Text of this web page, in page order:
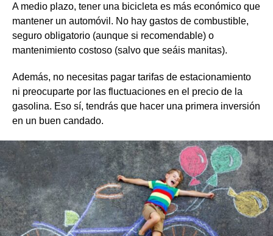
A medio plazo, tener una bicicleta es más económico que
mantener un automóvil. No hay gastos de combustible,
seguro obligatorio (aunque si recomendable) o
mantenimiento costoso (salvo que seáis manitas).
Además, no necesitas pagar tarifas de estacionamiento
ni preocuparte por las fluctuaciones en el precio de la
gasolina. Eso sí, tendrás que hacer una primera inversión
en un buen candado.